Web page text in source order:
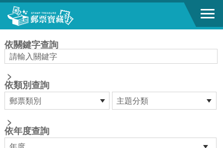
跳到主要內容區塊
依關鍵字查詢
>
依類別查詢
>
依年度查詢